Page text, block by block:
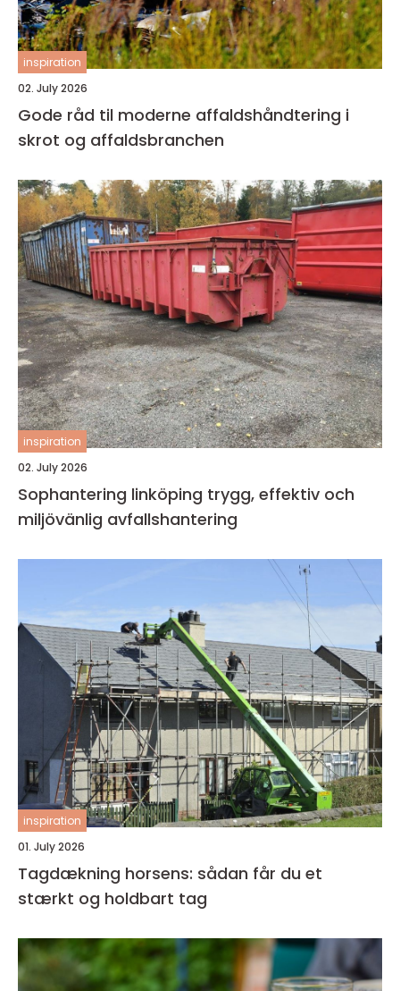
inspiration
02. July 2026
Gode råd til moderne affaldshåndtering i
skrot og affaldsbranchen
inspiration
02. July 2026
Sophantering linköping trygg, effektiv och
miljövänlig avfallshantering
inspiration
01. July 2026
Tagdækning horsens: sådan får du et
stærkt og holdbart tag